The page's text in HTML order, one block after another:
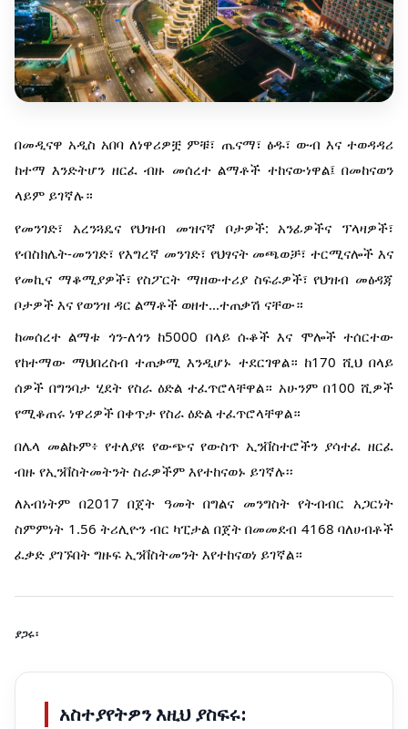
በመዲናዋ አዲስ አበባ ለነዋሪዎቿ ምቹ፣ ጤናማ፣ ፅዱ፣ ውብ እና ተወዳዳሪ
ከተማ እንድትሆን ዘርፈ ብዙ መሰረተ ልማቶች ተከናውነዋል፤ በመከናወን
ላይም ይገኛሉ።
የመንገድ፣ አረንጓዴና የህዝብ መዝናኛ ቦታዎች: አንፊዎችና ፕላዛዎች፣
የብስክሌት-መንገድ፣ የእግረኛ መንገድ፣ የህፃናት መጫወቻ፣ ተርሚናሎች እና
የመኪና ማቆሚያዎች፣ የስፖርት ማዘውተሪያ ስፍራዎች፣ የህዝብ መፅዳጃ
ቦታዎች እና የወንዝ ዳር ልማቶች ወዘተ...ተጠቃሽ ናቸው።
ከመሰረተ ልማቱ ጎን-ለጎን ከ5000 በላይ ሱቆች እና ሞሎች ተሰርተው
የከተማው ማህበረስብ ተጠቃሚ እንዲሆኑ ተደርገዋል። ከ170 ሺህ በላይ
ሰዎች በግንባታ ሂደት የስራ ዕድል ተፈጥሮላቸዋል። አሁንም በ100 ሺዎች
የሚቆጠሩ ነዋሪዎች በቀጥታ የስራ ዕድል ተፈጥሮላቸዋል።
በሌላ መልኩም፥ የተለያዩ የውጭና የውስጥ ኢንቨስተሮችን ያሳተፈ ዘርፈ
ብዙ የኢንቨስትመትንት ስራዎችም እየተከናወኑ ይገኛሉ፡፡
ለአብነትም በ2017 በጀት ዓመት በግልና መንግስት የትብብር አጋርነት
ስምምነት 1.56 ትሪሊዮን ብር ካፒታል በጀት በመመደብ 4168 ባለሀብቶች
ፈቃድ ያገኙበት ግዙፍ ኢንቨስትመንት እየተከናወነ ይገኛል።
ያጋሩ፡
አስተያየትዎን እዚህ ያስፍሩ: